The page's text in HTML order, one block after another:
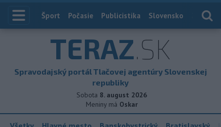
Index
Šport Počasie Publicistika Slovensko
TERAZ.SK
Spravodajský portál Tlačovej agentúry Slovenskej
republiky
Sobota 8. august 2026
Meniny má Oskar